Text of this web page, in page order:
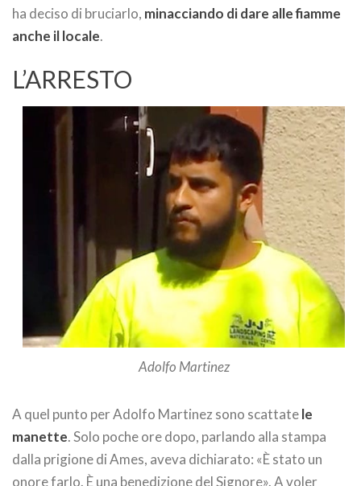
ha deciso di bruciarlo, minacciando di dare alle fiamme
anche il locale.
L’ARRESTO
Adolfo Martinez
A quel punto per Adolfo Martinez sono scattatele
manette. Solo poche ore dopo, parlando alla stampa
dalla prigione di Ames, aveva dichiarato: «È stato un
onore farlo. È una benedizione del Signore». A voler